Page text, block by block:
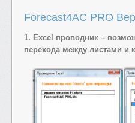
Forecast4AC PRO
1. Excel проводник –
перехода между листами и